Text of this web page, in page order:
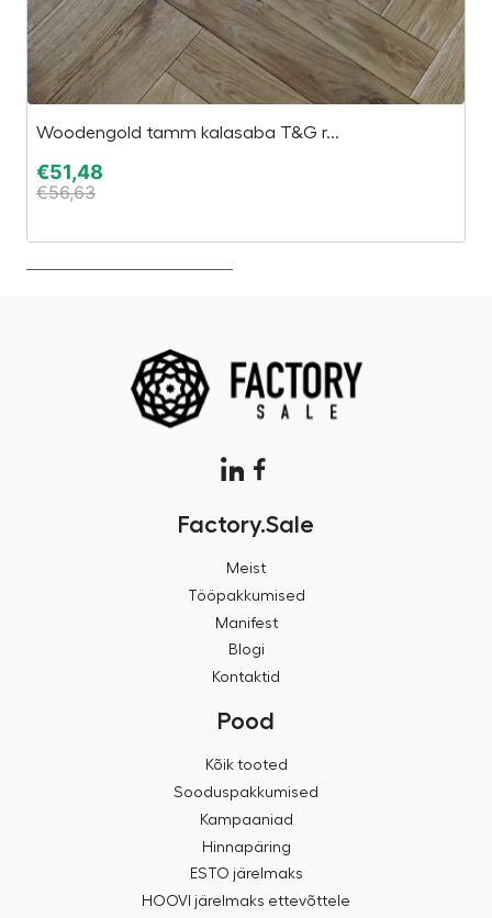
Woodengold tamm kalasaba T&G r...
€51,48
€56,63
Factory.Sale
Meist
Tööpakkumised
Manifest
Blogi
Kontaktid
Pood
Kõik tooted
Sooduspakkumised
Kampaaniad
Hinnapäring
ESTO järelmaks
HOOVI järelmaks ettevõttele